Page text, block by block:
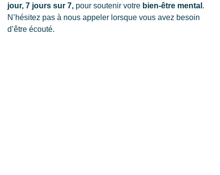
jour, 7 jours sur 7, pour soutenir votre bien-être mental .
N’hésitez pas à nous appeler lorsque vous avez besoin
d’être écouté.